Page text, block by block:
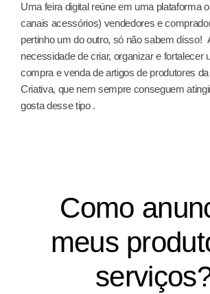
Uma feira digital reúne em uma plataforma
canais acessórios) vendedores e
pertinho um do outro, só não sabem disso!
necessidade de criar, organizar e fortalecer
compra e venda de artigos de produtores
Criativa, que nem sempre conseguem
gosta desse tipo .
Como
meus